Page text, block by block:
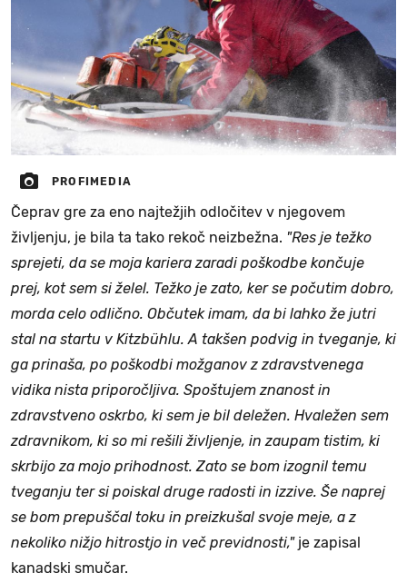
PROFIMEDIA
Čeprav gre za eno najtežjih odločitev v njegovem
življenju, je bila ta tako rekoč neizbežna. "Res je težko
sprejeti, da se moja kariera zaradi poškodbe končuje
prej, kot sem si želel. Težko je zato, ker se počutim dobro,
morda celo odlično. Občutek imam, da bi lahko že jutri
stal na startu v Kitzbühlu. A takšen podvig in tveganje, ki
ga prinaša, po poškodbi možganov z zdravstvenega
vidika nista priporočljiva. Spoštujem znanost in
zdravstveno oskrbo, ki sem je bil deležen. Hvaležen sem
zdravnikom, ki so mi rešili življenje, in zaupam tistim, ki
skrbijo za mojo prihodnost. Zato se bom izognil temu
tveganju ter si poiskal druge radosti in izzive. Še naprej
se bom prepuščal toku in preizkušal svoje meje, a z
nekoliko nižjo hitrostjo in več previdnosti," je zapisal
kanadski smučar.